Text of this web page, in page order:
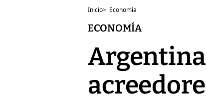
Inicio> Economía
ECONOMÍA